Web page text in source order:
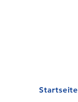
Startseite